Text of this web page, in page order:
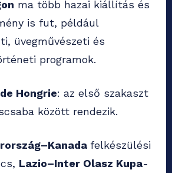
ma több hazai kiállítás és
is fut, például
üvegművészeti és
programok.
Hongrie: az első szakaszt
között rendezik.
felkészülési
Lazio–Inter Olasz Kupa-